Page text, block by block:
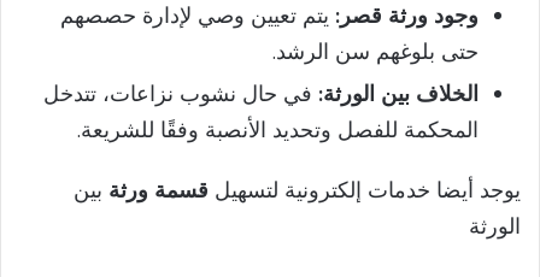
وجود ورثة قصر: يتم تعيين وصي لإدارة حصصهم
حتى بلوغهم سن الرشد.
الخلاف بين الورثة: في حال نشوب نزاعات، تتدخل
المحكمة للفصل وتحديد الأنصبة وفقًا للشريعة.
يوجد أيضا خدمات إلكترونية لتسهيل قسمة ورثة بين
الورثة